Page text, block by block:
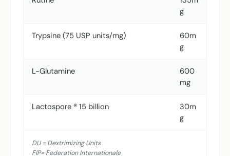
g
Trypsine (75 USP units/mg)
60m
g
L-Glutamine
600
mg
Lactospore ® 15 billion
30m
g
DU = Dextrimizing Units
FIP= Federation Internationale